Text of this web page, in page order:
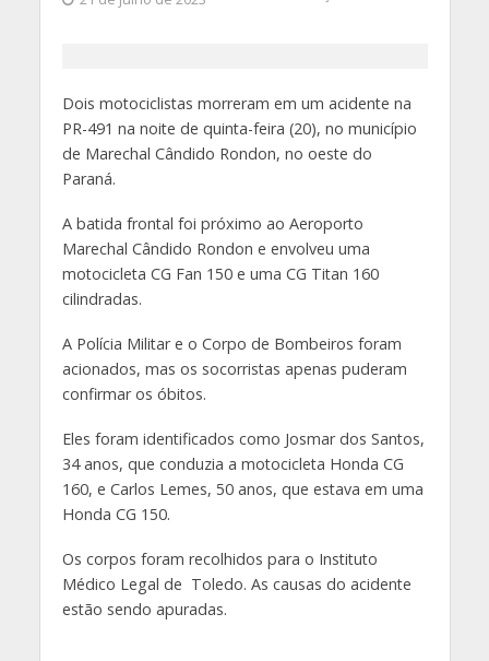
Dois motociclistas morreram em um acidente na
PR-491 na noite de quinta-feira (20), no município
de Marechal Cândido Rondon, no oeste do
Paraná.
A batida frontal foi próximo ao Aeroporto
Marechal Cândido Rondon e envolveu uma
motocicleta CG Fan 150 e uma CG Titan 160
cilindradas.
A Polícia Militar e o Corpo de Bombeiros foram
acionados, mas os socorristas apenas puderam
confirmar os óbitos.
Eles foram identificados como Josmar dos Santos,
34 anos, que conduzia a motocicleta Honda CG
160, e Carlos Lemes, 50 anos, que estava em uma
Honda CG 150.
Os corpos foram recolhidos para o Instituto
Médico Legal de Toledo. As causas do acidente
estão sendo apuradas.